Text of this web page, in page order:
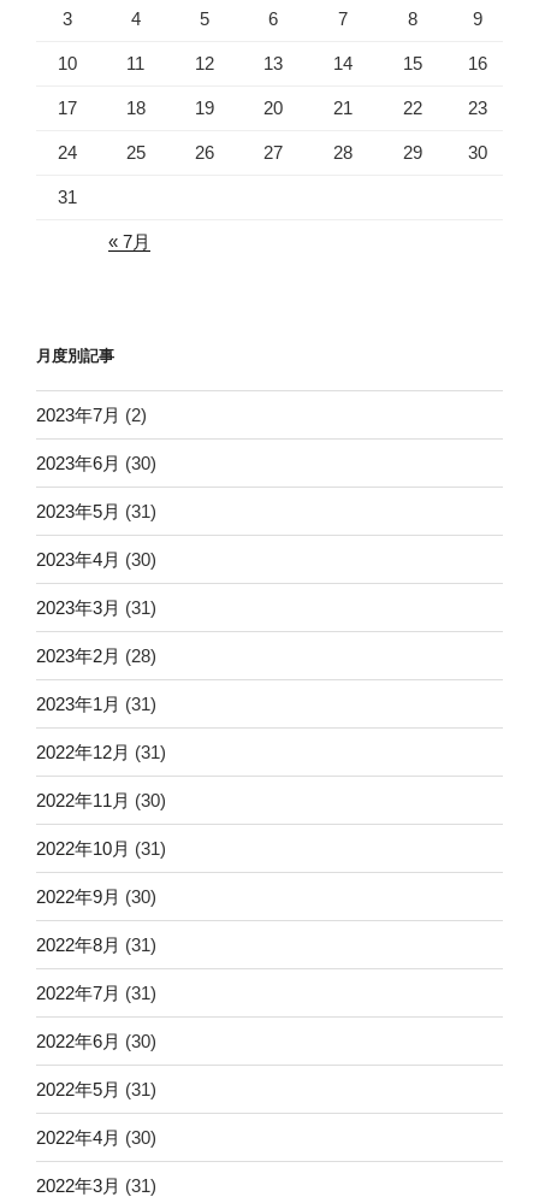
3 4 5 6 7 8 9
10 11 12 13 14 15 16
17 18 19 20 21 22 23
24 25 26 27 28 29 30
31
« 7月
月度別記事
2023年7月 (2)
2023年6月 (30)
2023年5月 (31)
2023年4月 (30)
2023年3月 (31)
2023年2月 (28)
2023年1月 (31)
2022年12月 (31)
2022年11月 (30)
2022年10月 (31)
2022年9月 (30)
2022年8月 (31)
2022年7月 (31)
2022年6月 (30)
2022年5月 (31)
2022年4月 (30)
2022年3月 (31)